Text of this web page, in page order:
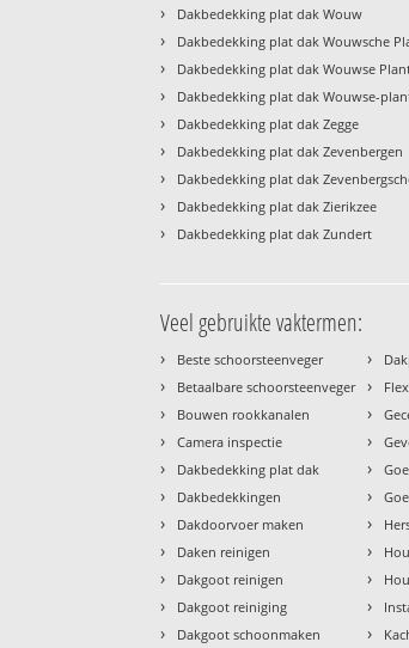
› Dakbedekking plat dak Wouw
› Dakbedekking plat dak Wouwsche
› Dakbedekking plat dak Wouwse
› Dakbedekking plat dak Wouwse-
› Dakbedekking plat dak Zegge
› Dakbedekking plat dak Zevenbergen
› Dakbedekking plat dak
› Dakbedekking plat dak Zierikzee
› Dakbedekking plat dak Zundert
Veel gebruikte vaktermen:
› Beste schoorsteenveger
› Betaalbare schoorsteenveger
› Bouwen rookkanalen
› Camera inspectie
› Dakbedekking plat dak
› Dakbedekkingen
› Dakdoorvoer maken
› Daken reinigen
› Dakgoot reinigen
› Dakgoot reiniging
› Dakgoot schoonmaken
›
›
›
›
›
›
›
›
›
›
›